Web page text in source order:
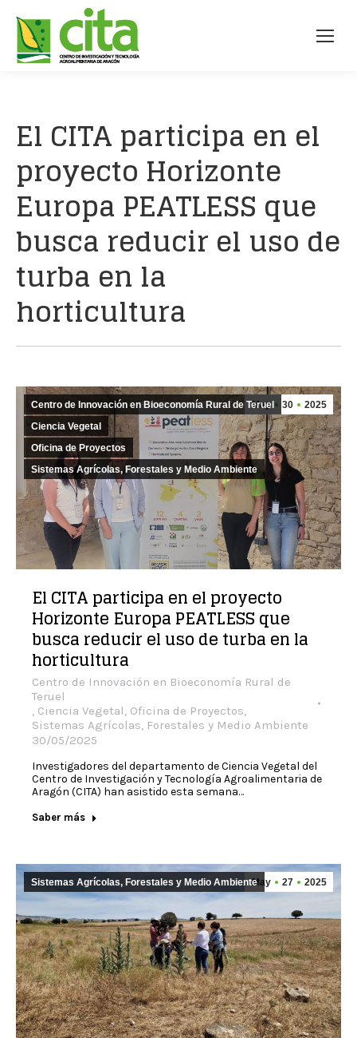
El CITA participa en el
proyecto Horizonte
Europa PEATLESS que
busca reducir el uso de
turba en la
horticultura
May 30 2025
Centro de Innovación en Bioeconomía Rural de Teruel
Ciencia Vegetal
Oficina de Proyectos
Sistemas Agrícolas, Forestales y Medio Ambiente
El CITA participa en el proyecto
Horizonte Europa PEATLESS que
busca reducir el uso de turba en la
horticultura
Centro de Innovación en Bioeconomía Rural de
Teruel
, Ciencia Vegetal, Oficina de Proyectos,
Sistemas Agrícolas, Forestales y Medio Ambiente
30/05/2025
Investigadores del departamento de Ciencia Vegetal del
Centro de Investigación y Tecnología Agroalimentaria de
Aragón (CITA) han asistido esta semana…
Saber más
May 27 2025
Sistemas Agrícolas, Forestales y Medio Ambiente